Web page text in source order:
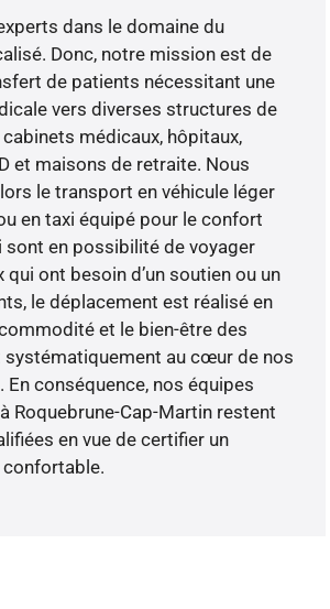
dans le domaine du
Donc, notre mission est de
de patients nécessitant une
vers diverses structures de
médicaux, hôpitaux,
et maisons de retraite. Nous
le transport en véhicule léger
en taxi équipé pour le confort
sont en possibilité de voyager
qui ont besoin d’un soutien ou un
le déplacement est réalisé en
et le bien-être des
au cœur de nos
conséquence, nos équipes
Roquebrune-Cap-Martin restent
en vue de certifier un